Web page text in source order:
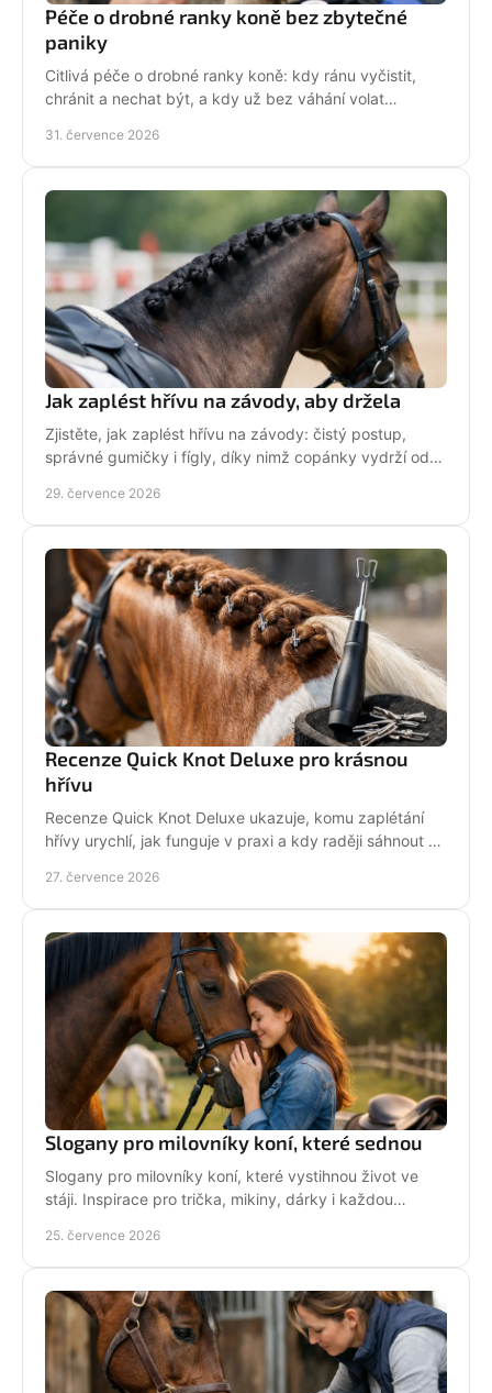
Péče o drobné ranky koně bez zbytečné
paniky
Citlivá péče o drobné ranky koně: kdy ránu vyčistit,
chránit a nechat být, a kdy už bez váhání volat
31. července 2026
Jak zaplést hřívu na závody, aby držela
Zjistěte, jak zaplést hřívu na závody: čistý postup,
správné gumičky i fígly, díky nimž copánky vydrží od
29. července 2026
Recenze Quick Knot Deluxe pro krásnou
hřívu
Recenze Quick Knot Deluxe ukazuje, komu zaplétání
hřívy urychlí, jak funguje v praxi a kdy raději sáhnout po
27. července 2026
Slogany pro milovníky koní, které sednou
Slogany pro milovníky koní, které vystihnou život ve
stáji. Inspirace pro trička, mikiny, dárky i každou
25. července 2026